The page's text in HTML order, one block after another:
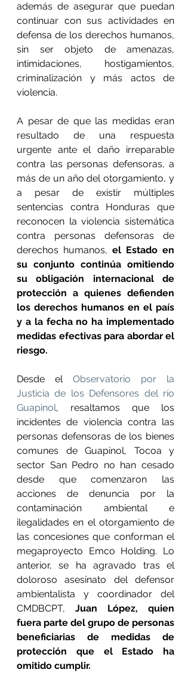
además de asegurar que puedan
continuar con sus actividades en
defensa de los derechos humanos,
sin ser objeto de amenazas,
intimidaciones, hostigamientos,
criminalización y más actos de
violencia.
A pesar de que las medidas eran
resultado de una respuesta
urgente ante el daño irreparable
contra las personas defensoras, a
más de un año del otorgamiento, y
a pesar de existir múltiples
sentencias contra Honduras que
reconocen la violencia sistemática
contra personas defensoras de
derechos humanos, el Estado en
su conjunto continúa omitiendo
su obligación internacional de
protección a quienes defienden
los derechos humanos en el país
y a la fecha no ha implementado
medidas efectivas para abordar el
riesgo.
Desde el Observatorio por la
Justicia de los Defensores del río
Guapinol, resaltamos que los
incidentes de violencia contra las
personas defensoras de los bienes
comunes de Guapinol, Tocoa y
sector San Pedro no han cesado
desde que comenzaron las
acciones de denuncia por la
contaminación ambiental e
ilegalidades en el otorgamiento de
las concesiones que conforman el
megaproyecto Emco Holding. Lo
anterior, se ha agravado tras el
doloroso asesinato del defensor
ambientalista y coordinador del
CMDBCPT, Juan López, quien
fuera parte del grupo de personas
beneficiarias de medidas de
protección que el Estado ha
omitido cumplir.